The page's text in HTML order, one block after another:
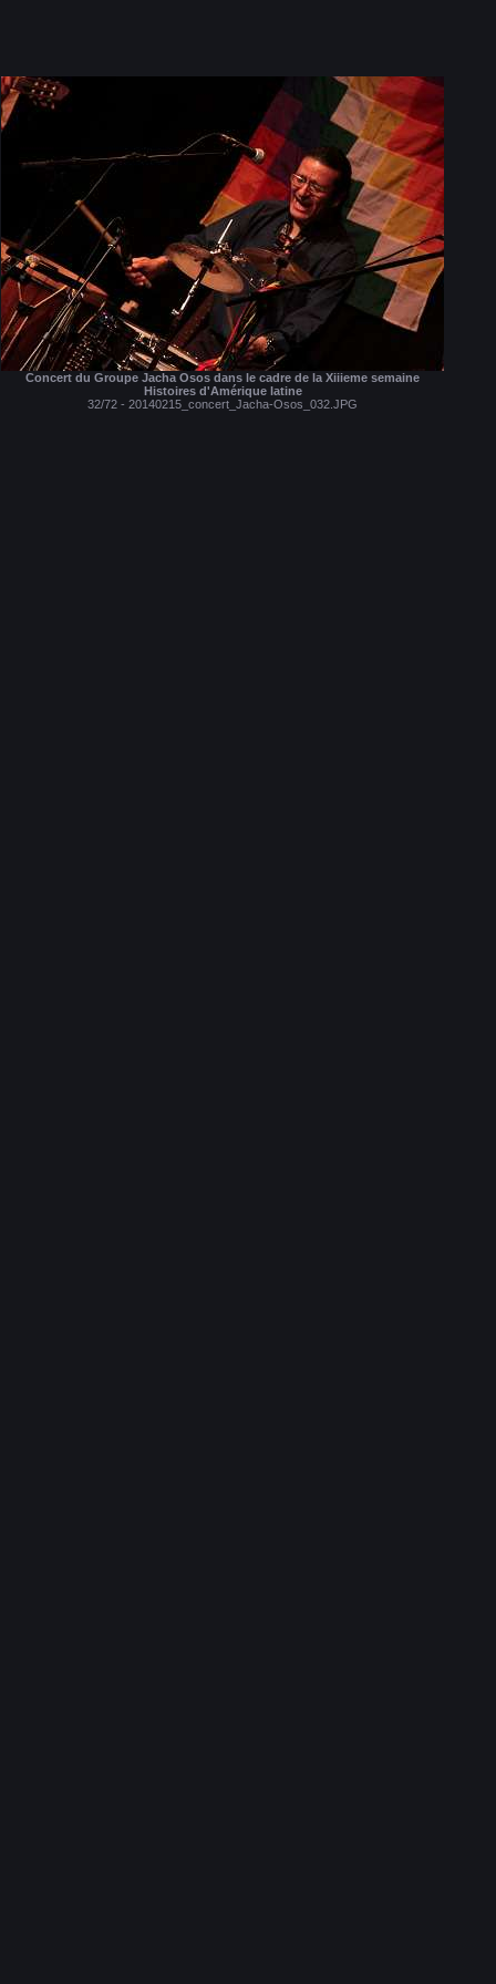
Concert du Groupe Jacha Osos dans le cadre de la Xiiieme semaine
Histoires d'Amérique latine
32/72 - 20140215_concert_Jacha-Osos_032.JPG